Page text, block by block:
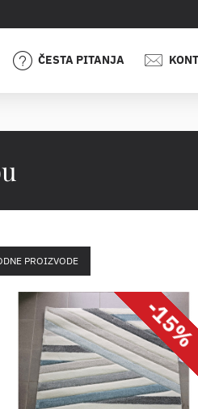
ČESTA PITANJA
PROIZVODE
-